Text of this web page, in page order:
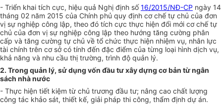
- Triển khai tích cực, hiệu quả Nghị định số16/2015/NĐ-CP ngày 14
tháng 02 năm 2015 của Chính phủ quy định cơ chế tự chủ của đơn
vị sự nghiệp công lập, theo đó tích cực thực hiện đổi mới cơ chế tự
chủ của đơn vị sự nghiệp công lập theo hướng tăng cường phân
cấp và tăng cường tự chủ về tổ chức thực hiện nhiệm vụ, nhân lực
tài chính trên cơ sở có tính đến đặc điểm của từng loại hình dịch vụ,
khả năng và nhu cầu thị trường, trình độ quản lý.
2. Trong quản lý, sử dụng vốn đầu tư xây dựng cơ bản từ ngân
sách nhà nước
- Thực hiện tiết kiệm từ chủ trương đầu tư; nâng cao chất lượng
công tác khảo sát, thiết kế, giải pháp thi công, thẩm định dự án.